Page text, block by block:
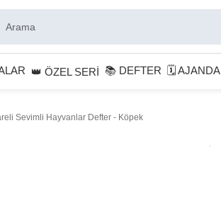
👑 ÖZEL SERİ 📚 DEFTER 🗓 AJANDA
Sevimli Hayvanlar Defter - Köpek